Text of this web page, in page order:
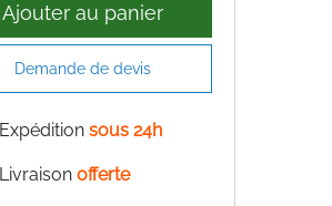
Ajouter au panier
Demande de devis
Expédition sous 24h
Livraison offerte